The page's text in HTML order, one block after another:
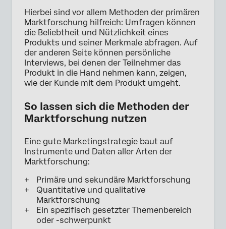
Hierbei sind vor allem Methoden der primären
Marktforschung hilfreich: Umfragen können
die Beliebtheit und Nützlichkeit eines
Produkts und seiner Merkmale abfragen. Auf
der anderen Seite können persönliche
Interviews, bei denen der Teilnehmer das
Produkt in die Hand nehmen kann, zeigen,
wie der Kunde mit dem Produkt umgeht.
So lassen sich die Methoden der
Marktforschung nutzen
Eine gute Marketingstrategie baut auf
Instrumente und Daten aller Arten der
Marktforschung:
Primäre und sekundäre Marktforschung
Quantitative und qualitative
Marktforschung
Ein spezifisch gesetzter Themenbereich
oder -schwerpunkt